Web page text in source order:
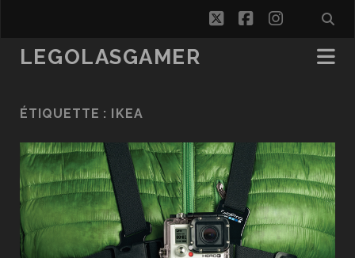
twitterfacebook
LEGOLASGAMER
ÉTIQUETTE : IKEA